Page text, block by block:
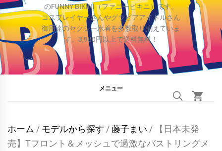
のFUNNY BIKINI（ファニービキニ）です。
コスプレイヤーさんやグラビアアイドルさん
御用達のセクシー水着を多数取り揃えていま
す。3,980円以上で送料無料！
メニュー
ホーム / モデルから探す /藤子まい / 【日本未発
売】Tフロント＆メッシュで過激なバストリングメ